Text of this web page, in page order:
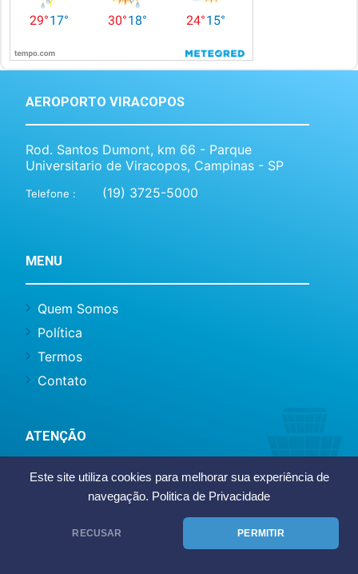
Este site utiliza cookies para melhorar sua experiência de
navegação. Politica de Privacidade
RECUSAR PERMITIR
AEROPORTO VIRACOPOS
Rod. Santos Dumont, km 66 - Parque
Universitario de Viracopos, Campinas - SP
Telefone : (19) 3725-5000
MENU
Quem Somos
Política
Termos
Contato
ATENÇÃO
Este site não representa o Aeroporto
Internacional de Viracopos ou Infraero, somos
um site de caráter informativo e notícias.